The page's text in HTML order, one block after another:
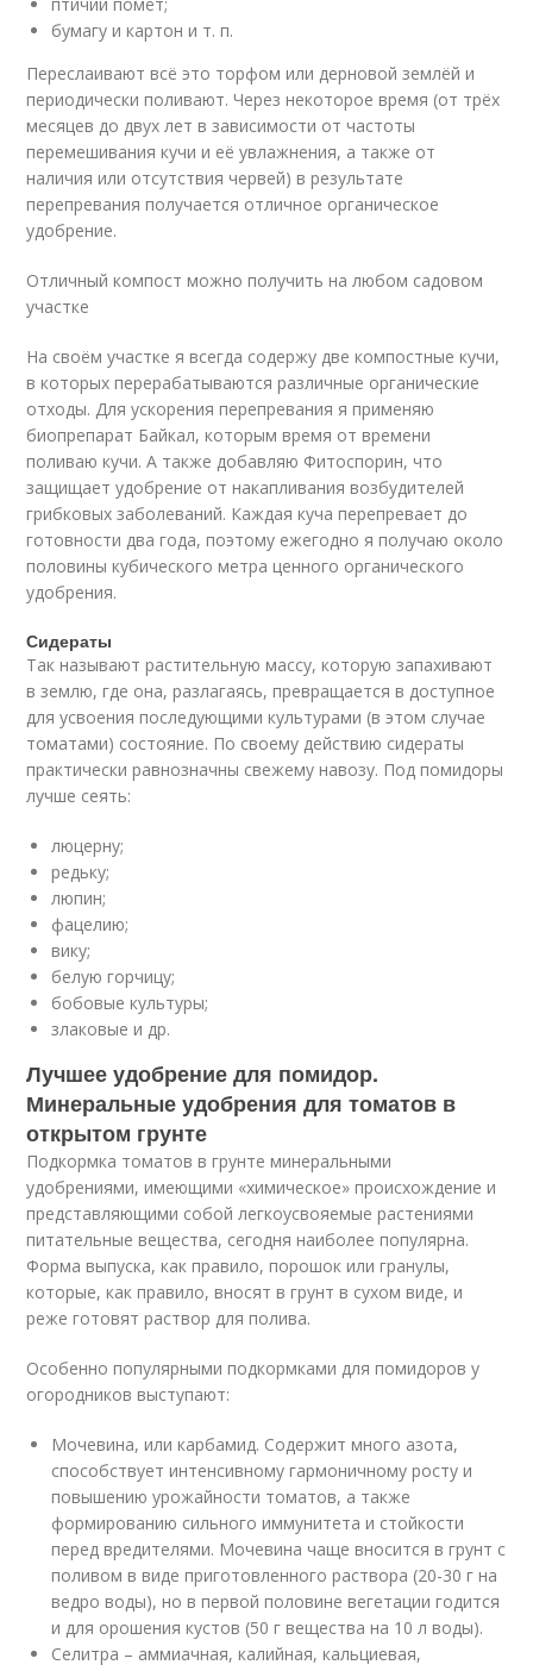
бумагу и картон и т. п.
Переслаивают всё это торфом или дерновой землёй и
периодически поливают. Через некоторое время (от трёх
месяцев до двух лет в зависимости от частоты
перемешивания кучи и её увлажнения, а также от
наличия или отсутствия червей) в результате
перепревания получается отличное органическое
удобрение.
Отличный компост можно получить на любом садовом
участке
На своём участке я всегда содержу две компостные кучи,
в которых перерабатываются различные органические
отходы. Для ускорения перепревания я применяю
биопрепарат Байкал, которым время от времени
поливаю кучи. А также добавляю Фитоспорин, что
защищает удобрение от накапливания возбудителей
грибковых заболеваний. Каждая куча перепревает до
готовности два года, поэтому ежегодно я получаю около
половины кубического метра ценного органического
удобрения.
Сидераты
Так называют растительную массу, которую запахивают
в землю, где она, разлагаясь, превращается в доступное
для усвоения последующими культурами (в этом случае
томатами) состояние. По своему действию сидераты
практически равнозначны свежему навозу. Под помидоры
лучше сеять:
люцерну;
редьку;
люпин;
фацелию;
вику;
белую горчицу;
бобовые культуры;
злаковые и др.
Лучшее удобрение для помидор.
Минеральные удобрения для томатов в
открытом грунте
Подкормка томатов в грунте минеральными
удобрениями, имеющими «химическое» происхождение и
представляющими собой легкоусвояемые растениями
питательные вещества, сегодня наиболее популярна.
Форма выпуска, как правило, порошок или гранулы,
которые, как правило, вносят в грунт в сухом виде, и
реже готовят раствор для полива.
Особенно популярными подкормками для помидоров у
огородников выступают:
Мочевина, или карбамид. Содержит много азота,
способствует интенсивному гармоничному росту и
повышению урожайности томатов, а также
формированию сильного иммунитета и стойкости
перед вредителями. Мочевина чаще вносится в грунт с
поливом в виде приготовленного раствора (20-30 г на
ведро воды), но в первой половине вегетации годится
и для орошения кустов (50 г вещества на 10 л воды).
Селитра – аммиачная, калийная, кальциевая,